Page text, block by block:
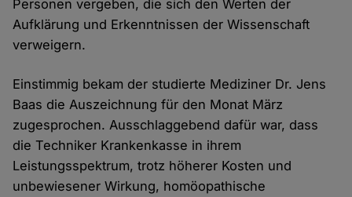
Personen vergeben, die sich den Werten der
Aufklärung und Erkenntnissen der Wissenschaft
verweigern.
Einstimmig bekam der studierte Mediziner Dr. Jens
Baas die Auszeichnung für den Monat März
zugesprochen. Ausschlaggebend dafür war, dass
die Techniker Krankenkasse in ihrem
Leistungsspektrum, trotz höherer Kosten und
unbewiesener Wirkung, homöopathische